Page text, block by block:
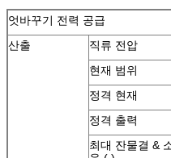
엇바꾸기 전력 공급
산출
직류 전압
현재 범위
정격 현재
정격 출력
최대 잔물결 &